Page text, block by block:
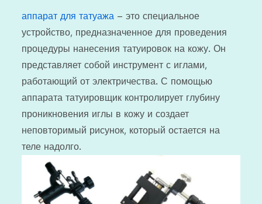
аппарат для татуажа – это специальное
устройство, предназначенное для проведения
процедуры нанесения татуировок на кожу. Он
представляет собой инструмент с иглами,
работающий от электричества. С помощью
аппарата татуировщик контролирует глубину
проникновения иглы в кожу и создает
неповторимый рисунок, который остается на
теле надолго.